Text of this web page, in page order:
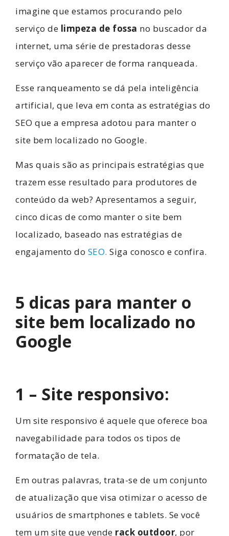
imagine que estamos procurando pelo
serviço de limpeza de fossa no buscador da
internet, uma série de prestadoras desse
serviço vão aparecer de forma ranqueada.
Esse ranqueamento se dá pela inteligência
artificial, que leva em conta as estratégias do
SEO que a empresa adotou para manter o
site bem localizado no Google.
Mas quais são as principais estratégias que
trazem esse resultado para produtores de
conteúdo da web? Apresentamos a seguir,
cinco dicas de como manter o site bem
localizado, baseado nas estratégias de
engajamento do SEO. Siga conosco e confira.
5 dicas para manter o
site bem localizado no
Google
1 – Site responsivo:
Um site responsivo é aquele que oferece boa
navegabilidade para todos os tipos de
formatação de tela.
Em outras palavras, trata-se de um conjunto
de atualização que visa otimizar o acesso de
usuários de smartphones e tablets. Se você
tem um site que vende rack outdoor, por